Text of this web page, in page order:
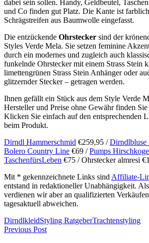
dabei sein sollen. Handy, Geldbeutel,
und Co finden gut Platz. Die Kante ist
Schrägstreifen aus Baumwolle eingefasst.
Die entzückende Ohrstecker sind der
Styles Verde Mela. Sie setzen feminine
durch ein modernes und zugleich auch
funkelnde Ohrstecker mit einem Strass Stein
limettengrünen Strass Stein Anhänger oder
glitzernder Stecker – getragen werden.
Ihnen gefällt ein Stück aus dem Style Verde
Hersteller und Preise ohne Gewähr finden
Klicken Sie einfach auf den entsprechenden
beim Produkt.
Dirndl Hammerschmid €259,95 /Dirndlbluse
Bolero Country Line €69 /Pumps
TaschenfürsLeben €75 / Ohrstecker almresi
Mit * gekennzeichnete Links sind Affiliate-
entstand in redaktioneller Unabhängigkeit. Als
verdienen wir aber an qualifizierten
tagesaktuell abweichen.
DirndlkleidStyling RatgeberTrachtenstyling
Previous Post